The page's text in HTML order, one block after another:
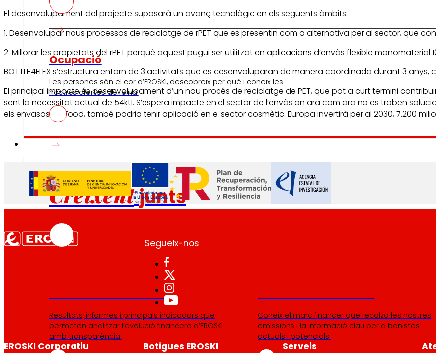
Ocupació
Les persones són el cor d’EROSKI, descobreix per què i coneix les
nostres ofertes de feina.
Inversors
Creixentjunts
Informació financera
Resultats, informes i principals indicadors que
permeten analitzar l’evolució financera d’EROSKI
amb transparència.
Coneix el marc financer que recolza les nostres
emissions i la informació clau per a bonistes
actuals i potencials.
El desenvolupament del projecte suposarà un avanç tecnològic en els següents àmbits:
1. Desenvolupar nous processos de reciclatge de rPET que es presentin com a alternativa per al sector, que
2. Millorar les propietats del rPET perquè aquest pugui ser utilitzat en aplicacions d’envàs flexible
BOTTLE4FLEX s’estructura entorn de 3 activitats que es desenvoluparan de manera coordinada durant 3 anys,
El principal impacte és desenvolupament d’un nou procés de reciclatge de PET, que pot a curt termini
sent la necessitat actual de 54kt1. S’espera impacte en el sector de l’envàs on ara com ara no es troben
els envasos PetFood, també podria tenir aplicació en el sector cosmètic. Europa invertirà per al 2030, 7.200
Segueix-nos
EROSKI Corporatiu Botigues EROSKI Serveis